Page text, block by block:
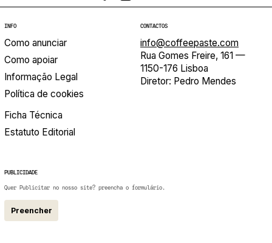
INFO
Como anunciar
Como apoiar
Informação Legal
Política de cookies
Ficha Técnica
Estatuto Editorial
CONTACTOS
info@coffeepaste.com
Rua Gomes Freire, 161 —
1150-176 Lisboa
Diretor: Pedro Mendes
PUBLICIDADE
Quer Publicitar no nosso site? preencha o formulário.
Preencher